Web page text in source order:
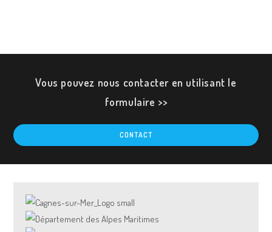
Vous pouvez nous contacter en utilisant le
formulaire >>
CONTACT